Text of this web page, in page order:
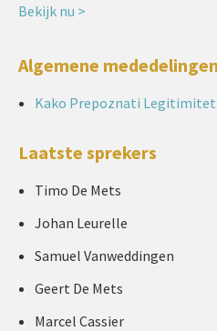
Bekijk nu >
Algemene mededelingen
Kako Prepoznati Legitimitet
Laatste sprekers
Timo De Mets
Johan Leurelle
Samuel Vanweddingen
Geert De Mets
Marcel Cassier